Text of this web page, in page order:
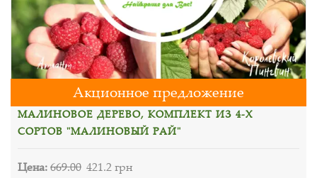
Акционное предложение
МАЛИНОВОЕ ДЕРЕВО, КОМПЛЕКТ ИЗ 4-Х
СОРТОВ "МАЛИНОВЫЙ РАЙ"
Цена:669.00 421.2 грн